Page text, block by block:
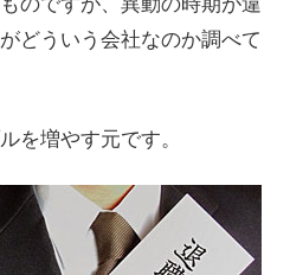
どういう会社なのか調べて
を増やす元です。